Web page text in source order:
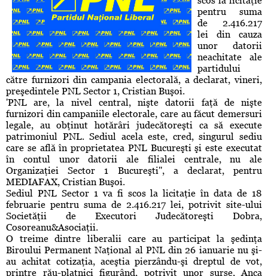
pentru suma
de 2.416.217
lei din cauza
unor datorii
neachitate ale
partidului
către furnizori din campania electorală, a declarat, vineri,
preşedintele PNL Sector 1, Cristian Buşoi.
'PNL are, la nivel central, nişte datorii faţă de nişte
furnizori din campaniile electorale, care au făcut demersuri
legale, au obţinut hotărâri judecătoreşti ca să execute
patrimoniul PNL. Sediul acela este, cred, singurul sediu
care se află în proprietatea PNL Bucureşti şi este executat
în contul unor datorii ale filialei centrale, nu ale
Organizaţiei Sector 1 Bucureşti'', a declarat, pentru
MEDIAFAX, Cristian Buşoi.
Sediul PNL Sector 1 va fi scos la licitaţie în data de 18
februarie pentru suma de 2.416.217 lei, potrivit site-ului
Societăţii de Executori Judecătoreşti Dobra,
Cosoreanu&Asociaţii.
O treime dintre liberalii care au participat la şedinţa
Biroului Permanent Naţional al PNL din 26 ianuarie nu şi-
au achitat cotizaţia, aceştia pierzându-şi dreptul de vot,
printre rău-platnici figurând, potrivit unor surse, Anca